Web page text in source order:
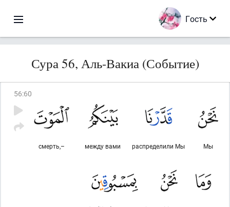
Гость
Сура 56, Аль-Вакиа (Событие)
56:60
Мы
распределили Мы
между вами
смерть,–